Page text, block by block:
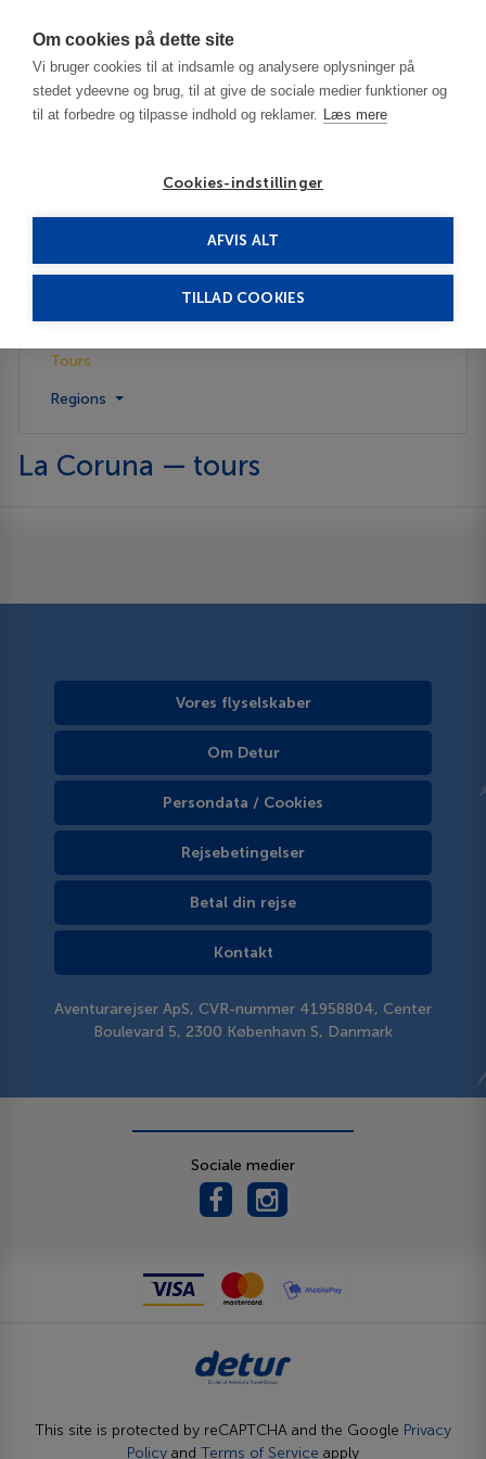
Om cookies på dette site
Vi bruger cookies til at indsamle og analysere oplysninger på
stedet ydeevne og brug, til at give de sociale medier funktioner og
til at forbedre og tilpasse indhold og reklamer. Læs mere
Cookies-indstillinger
AFVIS ALT
TILLAD COOKIES
Tours
Description
Tours
Regions
La Coruna — tours
Vores flyselskaber
Om Detur
Persondata / Cookies
Rejsebetingelser
Betal din rejse
Kontakt
Aventurarejser ApS, CVR-nummer 41958804, Center
Boulevard 5, 2300 København S, Danmark
Sociale medier
This site is protected by reCAPTCHA and the Google Privacy
Policy and Terms of Service apply